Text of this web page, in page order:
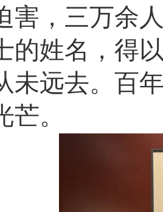
害，三万余
的姓名，得
未远去。百
。